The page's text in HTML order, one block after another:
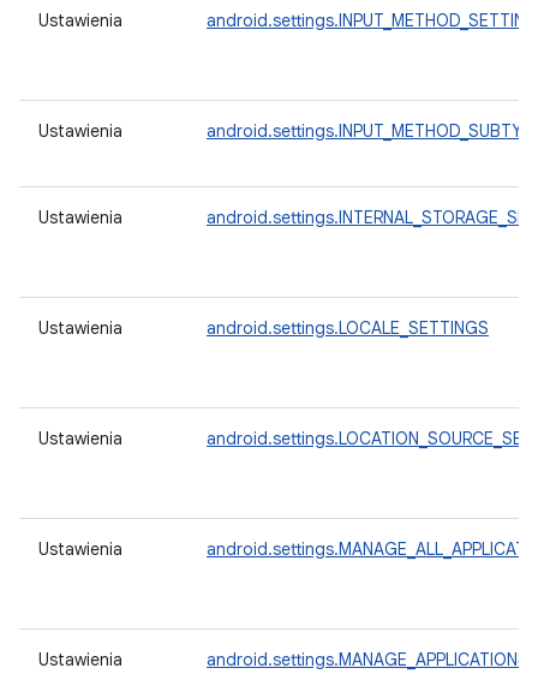
Ustawienia
Ustawienia
Ustawienia
Ustawienia android.settings.LOCALE_SETTINGS
Ustawienia
Ustawienia
Ustawienia